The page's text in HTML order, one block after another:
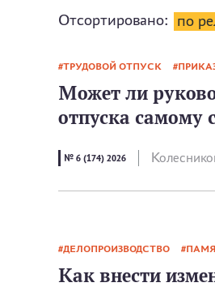
Отсортировано: по
ТРУДОВОЙ ОТПУСК
Может ли
отпуска самому
№ 6 (174) 2026
ДЕЛОПРОИЗВОДСТВО
Как внести